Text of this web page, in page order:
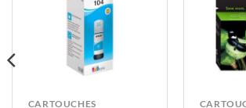
CARTOUCHES